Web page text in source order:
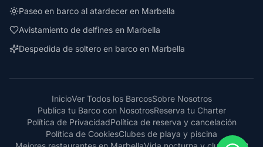
Paseo en barco al atardecer en Marbella
Avistamiento de delfines en Marbella
Despedida de soltero en barco en Marbella
InicioVer Todos los BarcosSobre Nosotros
Publica tu Barco con NosotrosReserva tu Charter
Política de PrivacidadPolítica de reserva y cancelación
Política de CookiesClubes de playa y piscina